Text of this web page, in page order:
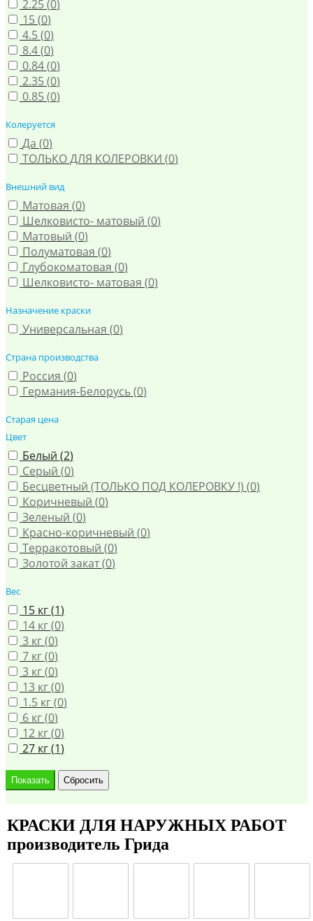
2.25 (0)
15 (0)
4.5 (0)
8.4 (0)
0.84 (0)
2.35 (0)
0.85 (0)
Колеруется
Да (0)
ТОЛЬКО ДЛЯ КОЛЕРОВКИ (0)
Внешний вид
Матовая (0)
Шелковисто- матовый (0)
Матовый (0)
Полуматовая (0)
Глубокоматовая (0)
Шелковисто- матовая (0)
Назначение краски
Универсальная (0)
Страна производства
Россия (0)
Германия-Белорусь (0)
Старая цена
Цвет
Белый (2)
Серый (0)
Бесцветный (ТОЛЬКО ПОД КОЛЕРОВКУ !) (0)
Коричневый (0)
Зеленый (0)
Красно-коричневый (0)
Терракотовый (0)
Золотой закат (0)
Вес
15 кг (1)
14 кг (0)
3 кг (0)
7 кг (0)
3 кг (0)
13 кг (0)
1.5 кг (0)
6 кг (0)
12 кг (0)
27 кг (1)
КРАСКИ ДЛЯ НАРУЖНЫХ РАБОТ
производитель Грида